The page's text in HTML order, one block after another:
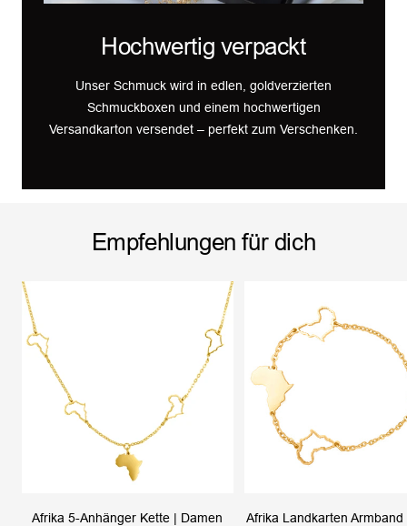
Hochwertig verpackt
Unser Schmuck wird in edlen, goldverzierten
Schmuckboxen und einem hochwertigen
Versandkarton versendet – perfekt zum Verschenken.
Empfehlungen für dich
Afrika 5-Anhänger Kette | Damen
Afrika Landkarten Armband